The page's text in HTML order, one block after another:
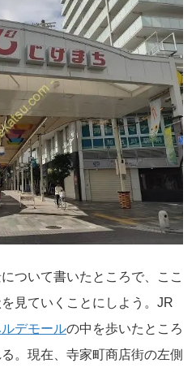
ついて書いたところで、ここ
見ていくことにしよう。JR
デモールの中を歩いたところ
。現在、寺家町商店街の左側